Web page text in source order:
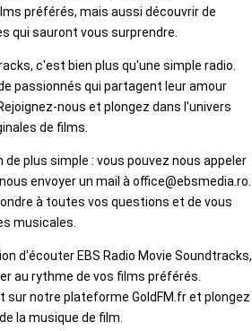
préférés, mais aussi découvrir de
qui sauront vous surprendre.
c'est bien plus qu'une simple radio.
passionnés qui partagent leur amour
nous et plongez dans l'univers
de films.
de plus simple : vous pouvez nous appeler
envoyer un mail à office@ebsmedia.ro.
à toutes vos questions et de vous
musicales.
d'écouter EBS Radio Movie Soundtracks,
au rythme de vos films préférés.
sur notre plateforme GoldFM.fr et plongez
la musique de film.